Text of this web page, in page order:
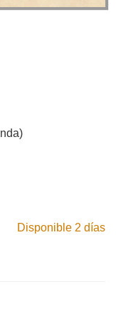
Disponible 2 días